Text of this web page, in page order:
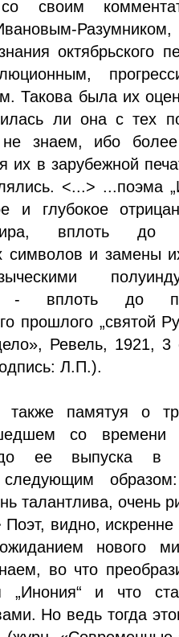
своим
Разумником,
октябрьского
Такова была их
ли она с тех
знаем, ибо более
их в зарубежной
<...> ...поэма
и глубокое
вплоть до
символов и замены
- вплоть до
прошлого „святой
Ревель, 1921, 3
Л.П.).
памятуя о
со времени
ее выпуска в
следующим
талантлива, очень
Поэт, видно, искренне
нового
во что
„Инония“ и что
Но ведь тогда